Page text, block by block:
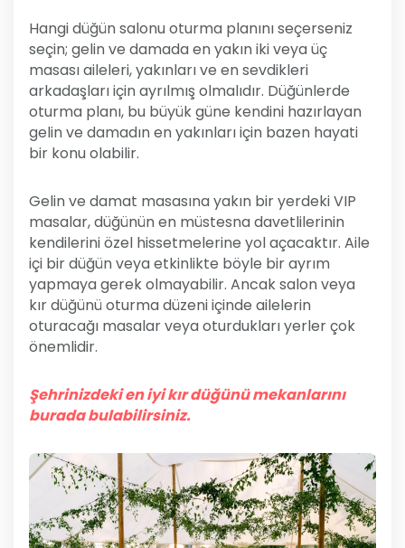
Hangi düğün salonu oturma planını seçerseniz
seçin; gelin ve damada en yakın iki veya üç
masası aileleri, yakınları ve en sevdikleri
arkadaşları için ayrılmış olmalıdır. Düğünlerde
oturma planı, bu büyük güne kendini hazırlayan
gelin ve damadın en yakınları için bazen hayati
bir konu olabilir.
Gelin ve damat masasına yakın bir yerdeki VIP
masalar, düğünün en müstesna davetlilerinin
kendilerini özel hissetmelerine yol açacaktır. Aile
içi bir düğün veya etkinlikte böyle bir ayrım
yapmaya gerek olmayabilir. Ancak salon veya
kır düğünü oturma düzeni içinde ailelerin
oturacağı masalar veya oturdukları yerler çok
önemlidir.
Şehrinizdeki en iyi kır düğünü mekanlarını
burada bulabilirsiniz.